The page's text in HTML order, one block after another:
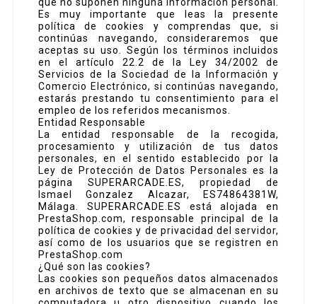
Es muy importante que leas la presente
política de cookies y comprendas que, si
continúas navegando, consideraremos que
aceptas su uso. Según los términos incluidos
en el artículo 22.2 de la Ley 34/2002 de
Servicios de la Sociedad de la Información y
Comercio Electrónico, si continúas navegando,
estarás prestando tu consentimiento para el
empleo de los referidos mecanismos.
Entidad Responsable
La entidad responsable de la recogida,
procesamiento y utilización de tus datos
personales, en el sentido establecido por la
Ley de Protección de Datos Personales es la
página SUPERARCADE.ES, propiedad de
Ismael Gonzalez Alcazar, ES74864381W,
Málaga. SUPERARCADE.ES está alojada en
PrestaShop.com, responsable principal de la
política de cookies y de privacidad del servidor,
así como de los usuarios que se registren en
PrestaShop.com
¿Qué son las cookies?
Las cookies son pequeños datos almacenados
en archivos de texto que se almacenan en su